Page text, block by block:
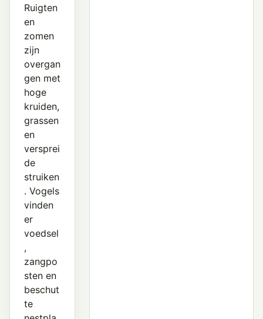
Ruigten
en
zomen
zijn
overgan
gen met
hoge
kruiden,
grassen
en
versprei
de
struiken
. Vogels
vinden
er
voedsel
,
zangpo
sten en
beschut
te